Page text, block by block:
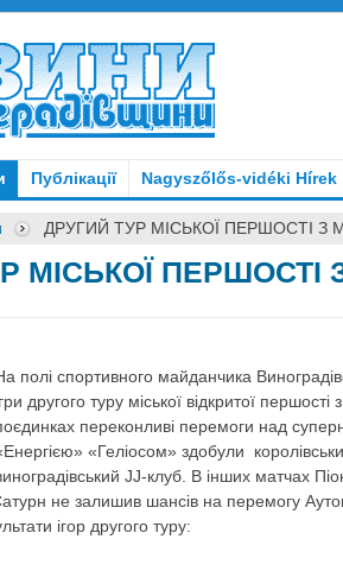
Публікації Nagyszőlős-vidéki Hírek
ДРУГИЙ ТУР МІСЬКОЇ ПЕРШОСТІ З
МІСЬКОЇ ПЕРШОСТІ
полі спортивного майданчика
другого туру міської відкритої
переконливі перемоги над
«Геліосом» здобули
JJ-клуб. В інших матчах
не залишив шансів на перемогу
ігор другого туру: